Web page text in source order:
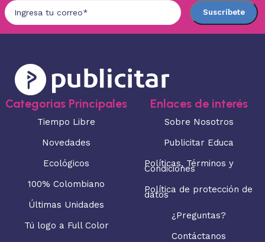
Categorias Principales
Tiempo Libre
Novedades
Ecológicos
100% Colombiano
Últimas Unidades
Tú logo a Full Color
Enlaces de interés
Sobre Nosotros
Publicitar Educa
Políticas, Términos y
Condiciones
Política de protección de
datos
¿Preguntas?
Contáctanos